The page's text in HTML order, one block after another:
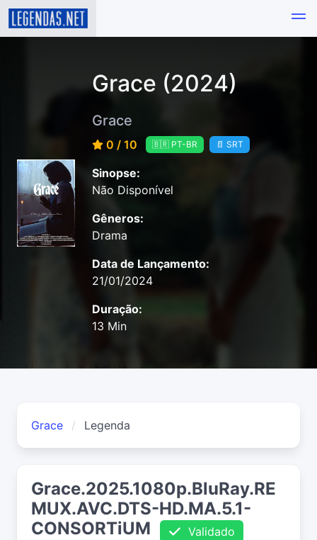
Grace (2024)
Grace
0 / 10 🇧🇷 PT-BR 📄 SRT
Sinopse:
Não Disponível
Gêneros:
Drama
Data de Lançamento:
21/01/2024
Duração:
13 Min
Grace Legenda
Grace.2025.1080p.BluRay.RE
MUX.AVC.DTS-HD.MA.5.1-
CONSORTiUM
Validado